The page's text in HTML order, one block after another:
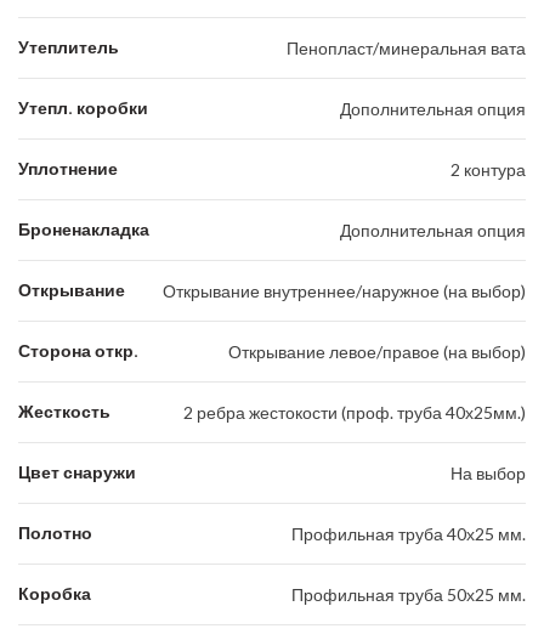
Утеплитель Пенопласт/минеральная вата
Утепл. коробки Дополнительная опция
Уплотнение 2 контура
Броненакладка Дополнительная опция
Открывание Открывание внутреннее/наружное (на выбор)
Сторона откр. Открывание левое/правое (на выбор)
Жесткость 2 ребра жестокости (проф. труба 40х25мм.)
Цвет снаружи На выбор
Полотно Профильная труба 40х25 мм.
Коробка Профильная труба 50х25 мм.